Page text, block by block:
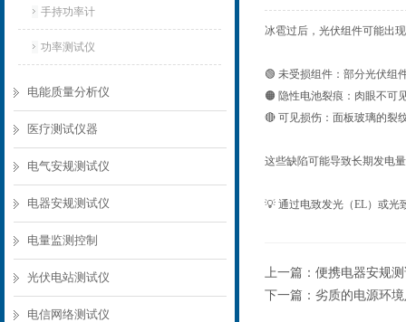
手持功率计
功率测试仪
电能质量分析仪
医疗测试仪器
电气安规测试仪
电器安规测试仪
电量监测控制
光伏电站测试仪
电信网络测试仪
冰雹过后，光伏组件可能出
🟢 未受损组件：部分光伏组
🟠 隐性电池裂痕：肉眼不可
🔴 可见损伤：面板玻璃的裂
这些缺陷可能导致长期发电
💡 通过电致发光（EL）或
上一篇： 便携电器安规
下一篇： 劣质的电源环